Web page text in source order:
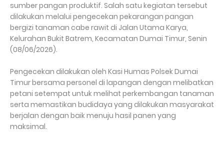
sumber pangan produktif. Salah satu kegiatan tersebut
dilakukan melalui pengecekan pekarangan pangan
bergizi tanaman cabe rawit di Jalan Utama Karya,
Kelurahan Bukit Batrem, Kecamatan Dumai Timur, Senin
(08/06/2026).
Pengecekan dilakukan oleh Kasi Humas Polsek Dumai
Timur bersama personel di lapangan dengan melibatkan
petani setempat untuk melihat perkembangan tanaman
serta memastikan budidaya yang dilakukan masyarakat
berjalan dengan baik menuju hasil panen yang
maksimal.